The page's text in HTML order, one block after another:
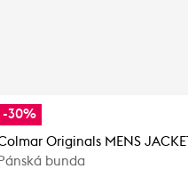
-30%
Originals MENS JACKET
Pánská bunda